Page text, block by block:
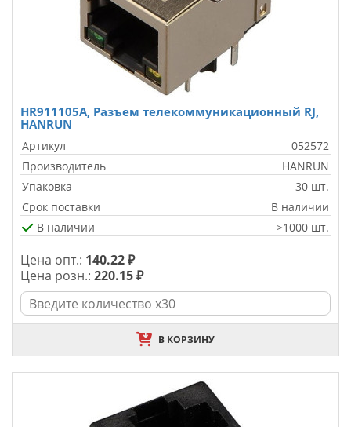
HR911105A, Разъем телекоммуникационный RJ,
HANRUN
Артикул
052572
Производитель
HANRUN
Упаковка
30 шт.
Срок поставки
В наличии
В наличии
>1000 шт.
Цена опт.: 140.22 ₽
Цена розн.: 220.15 ₽
В КОРЗИНУ